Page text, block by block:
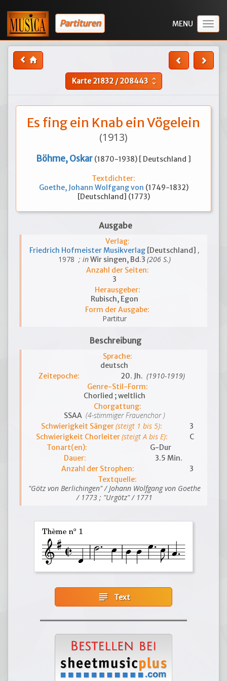
Partituren
Karte21832/208443 unfold_more
Es fing ein Knab ein Vögelein
(1913)
Böhme, Oskar (1870-1938) [ Deutschland ]
Textdichter:
Goethe, Johann Wolfgang von (1749-1832)
[Deutschland] (1773)
Ausgabe
Verlag:
Friedrich Hofmeister Musikverlag [Deutschland] ,
1978 ; inWir singen, Bd.3 (206 S.)
Anzahl der Seiten:
3
Herausgeber:
Rubisch, Egon
Form der Ausgabe:
Partitur
Beschreibung
Sprache:
deutsch
Zeitepoche:
20. Jh. (1910-1919)
Genre-Stil-Form:
Chorlied ; weltlich
Chorgattung:
SSAA (4-stimmiger Frauenchor )
Schwierigkeit Sänger(steigt 1 bis 5):
3
Schwierigkeit Chorleiter(steigt A bis E):
C
Tonart(en):
G-Dur
Dauer:
3.5 Min.
Anzahl der Strophen:
3
Textquelle:
"Götz von Berlichingen" / Johann Wolfgang von Goethe
/ 1773 ; "Urgötz" / 1771
subject Text